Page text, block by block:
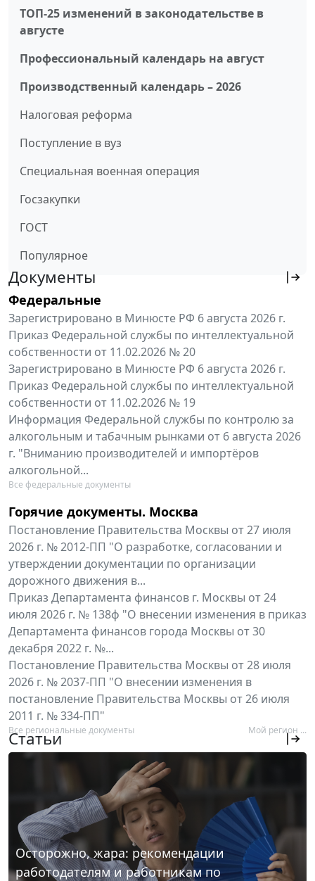
ТОП-25 изменений в законодательстве в
августе
Профессиональный календарь на август
Производственный календарь – 2026
Налоговая реформа
Поступление в вуз
Специальная военная операция
Госзакупки
ГОСТ
Популярное
Документы
Федеральные
Зарегистрировано в Минюсте РФ 6 августа 2026 г.
Приказ Федеральной службы по интеллектуальной
собственности от 11.02.2026 № 20
Зарегистрировано в Минюсте РФ 6 августа 2026 г.
Приказ Федеральной службы по интеллектуальной
собственности от 11.02.2026 № 19
Информация Федеральной службы по контролю за
алкогольным и табачным рынками от 6 августа 2026
г. "Вниманию производителей и импортёров
алкогольной...
Все федеральные документы
Горячие документы. Москва
Постановление Правительства Москвы от 27 июля
2026 г. № 2012-ПП "О разработке, согласовании и
утверждении документации по организации
дорожного движения в...
Приказ Департамента финансов г. Москвы от 24
июля 2026 г. № 138ф "О внесении изменения в приказ
Департамента финансов города Москвы от 30
декабря 2022 г. №...
Постановление Правительства Москвы от 28 июля
2026 г. № 2037-ПП "О внесении изменения в
постановление Правительства Москвы от 26 июля
2011 г. № 334-ПП"
Все региональные документы Мой регион ...
Статьи
Осторожно, жара: рекомендации
работодателям и работникам по